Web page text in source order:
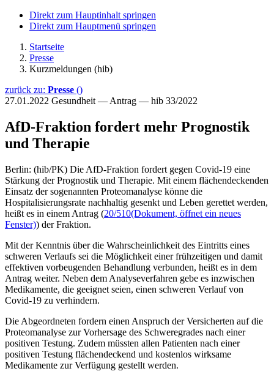
Direkt zum Hauptinhalt springen
Direkt zum Hauptmenü springen
Startseite
Presse
Kurzmeldungen (hib)
zurück zu: Presse ()
27.01.2022 Gesundheit — Antrag — hib 33/2022
AfD-Fraktion fordert mehr Prognostik
und Therapie
Berlin: (hib/PK) Die AfD-Fraktion fordert gegen Covid-19 eine
Stärkung der Prognostik und Therapie. Mit einem flächendeckenden
Einsatz der sogenannten Proteomanalyse könne die
Hospitalisierungsrate nachhaltig gesenkt und Leben gerettet werden,
heißt es in einem Antrag (20/510(Dokument, öffnet ein neues
Fenster)) der Fraktion.
Mit der Kenntnis über die Wahrscheinlichkeit des Eintritts eines
schweren Verlaufs sei die Möglichkeit einer frühzeitigen und damit
effektiven vorbeugenden Behandlung verbunden, heißt es in dem
Antrag weiter. Neben dem Analyseverfahren gebe es inzwischen
Medikamente, die geeignet seien, einen schweren Verlauf von
Covid-19 zu verhindern.
Die Abgeordneten fordern einen Anspruch der Versicherten auf die
Proteomanalyse zur Vorhersage des Schweregrades nach einer
positiven Testung. Zudem müssten allen Patienten nach einer
positiven Testung flächendeckend und kostenlos wirksame
Medikamente zur Verfügung gestellt werden.